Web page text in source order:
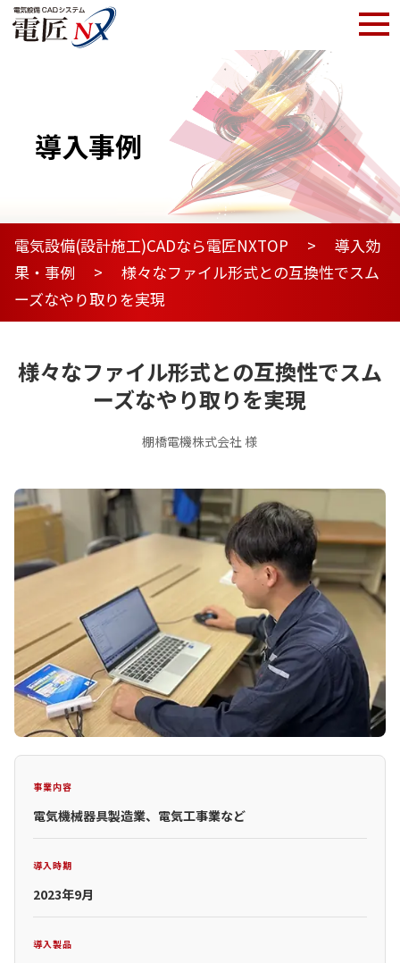
導入事例
電気設備(設計施工)CADなら電匠NXTOP
導入効
果・事例
様々なファイル形式との互換性でスム
ーズなやり取りを実現
様々なファイル形式との互換性でスム
ーズなやり取りを実現
棚橋電機株式会社 様
事業内容
電気機械器具製造業、電気工事業など
導入時期
2023年9月
導入製品